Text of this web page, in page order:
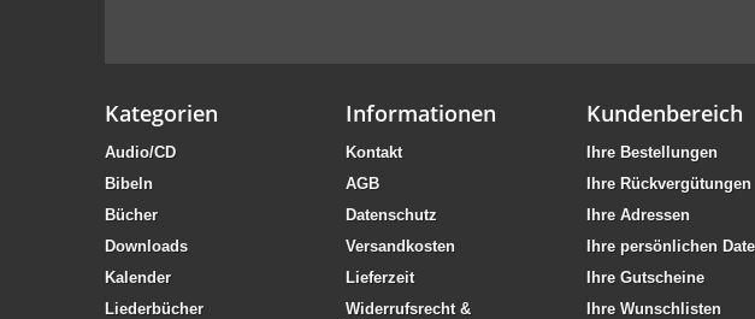
Kategorien
Audio/CD
Bibeln
Bücher
Downloads
Kalender
Liederbücher
Informationen
Kontakt
AGB
Datenschutz
Versandkosten
Lieferzeit
Widerrufsrecht &
Kundenbereich
Ihre Bestellungen
Ihre Rückvergütungen
Ihre Adressen
Ihre persönlichen
Ihre Gutscheine
Ihre Wunschlisten